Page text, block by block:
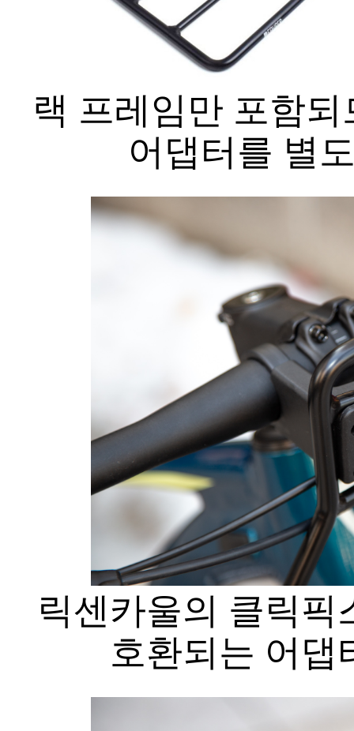
랙 프레임만 포함
어댑터를 별
릭센카울의 클릭픽
호환되는 어댑